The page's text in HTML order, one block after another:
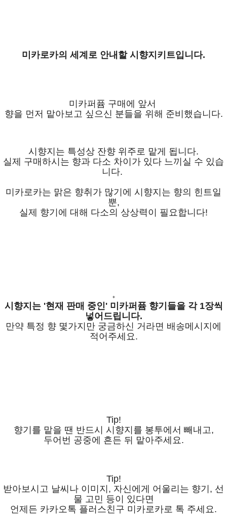
미카로카의 세계로 안내할 시향지키트입니다.
미카퍼퓸 구매에 앞서
향을 먼저 맡아보고 싶으신 분들을 위해 준비했습니다.
시향지는 특성상 잔향 위주로 맡게 됩니다.
실제 구매하시는 향과 다소 차이가 있다 느끼실 수 있습
니다.
미카로카는 맑은 향취가 많기에 시향지는 향의 힌트일
뿐,
실제 향기에 대해 다소의 상상력이 필요합니다!
+
시향지는 '현재 판매 중인' 미카퍼퓸 향기들을 각 1장씩
넣어드립니다.
만약 특정 향 몇가지만 궁금하신 거라면 배송메시지에
적어주세요.
Tip!
향기를 맡을 땐 반드시 시향지를 봉투에서 빼내고,
두어번 공중에 흔든 뒤 맡아주세요.
Tip!
받아보시고 날씨나 이미지, 자신에게 어울리는 향기, 선
물 고민 등이 있다면
언제든 카카오톡 플러스친구 미카로카로 톡 주세요.